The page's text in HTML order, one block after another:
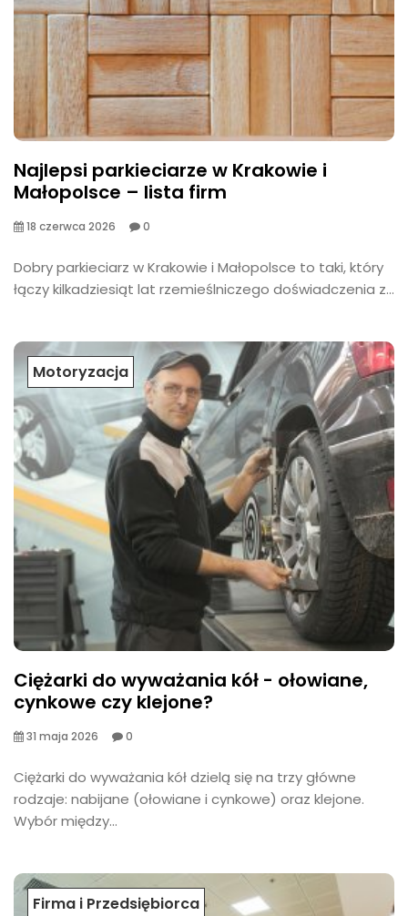
Najlepsi parkieciarze w Krakowie i
Małopolsce – lista firm
18 czerwca 2026 0
​Dobry parkieciarz w Krakowie i Małopolsce to taki, który
łączy kilkadziesiąt lat rzemieślniczego doświadczenia z...
Motoryzacja
Ciężarki do wyważania kół - ołowiane,
cynkowe czy klejone?
31 maja 2026 0
​Ciężarki do wyważania kół dzielą się na trzy główne
rodzaje: nabijane (ołowiane i cynkowe) oraz klejone.
Wybór między...
Firma i Przedsiębiorca